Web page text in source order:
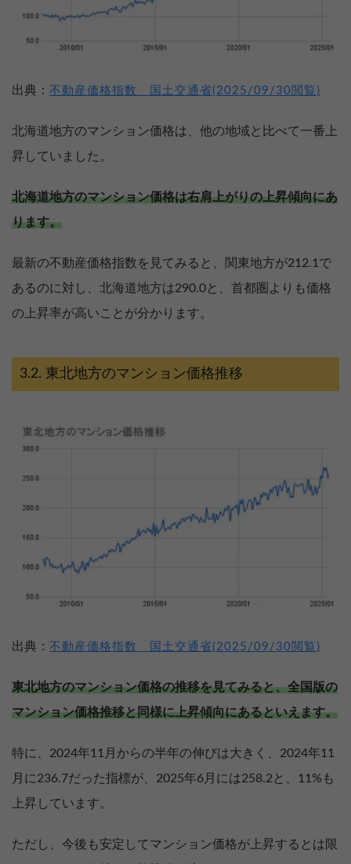
出典： 不動産価格指数 国土交通省(2025/09/30閲覧)
北海道地方のマンション価格は、他の地域と比べて一番上
昇していました。
北海道地方のマンション価格は右肩上がりの上昇傾向にあ
ります。
最新の不動産価格指数を見てみると、関東地方が212.1で
あるのに対し、北海道地方は290.0と、首都圏よりも価格
の上昇率が高いことが分かります。
東北地方のマンション価格推移
出典： 不動産価格指数 国土交通省(2025/09/30閲覧)
東北地方のマンション価格の推移を見てみると、全国版の
マンション価格推移と同様に上昇傾向にあるといえます。
特に、2024年11月からの半年の伸びは大きく、2024年11
月に236.7だった指標が、2025年6月には258.2と、11%も
上昇しています。
ただし、今後も安定してマンション価格が上昇するとは限